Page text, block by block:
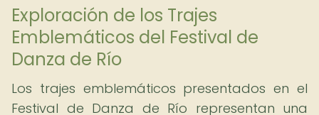
Exploración de los Trajes
Emblemáticos del Festival de
Danza de Río
Los trajes emblemáticos presentados en el
Festival de Danza de Río representan una